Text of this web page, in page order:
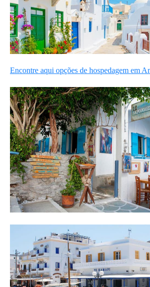
Encontre aqui opções de hospedagem em